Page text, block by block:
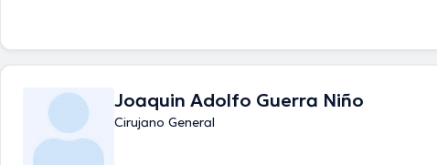
Joaquin Adolfo Guerra Niño
Cirujano General